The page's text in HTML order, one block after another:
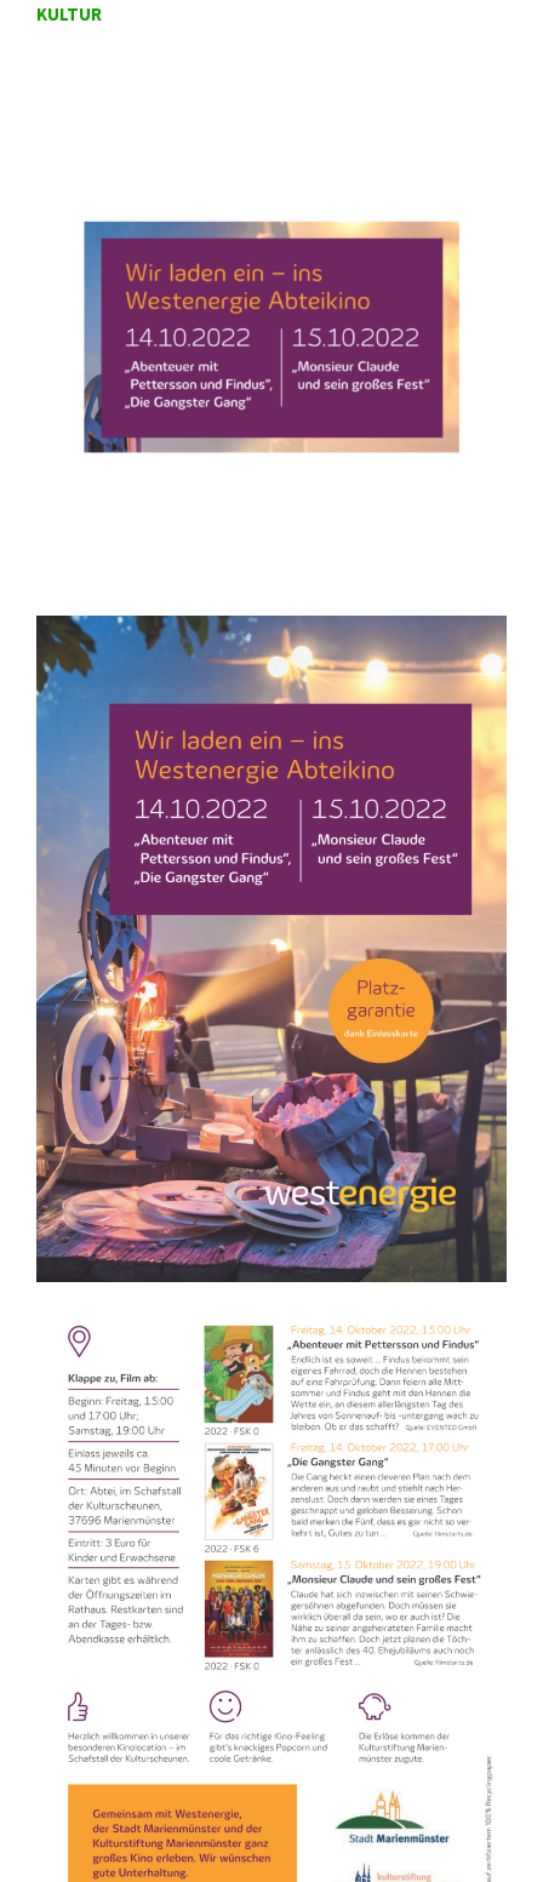
KULTUR